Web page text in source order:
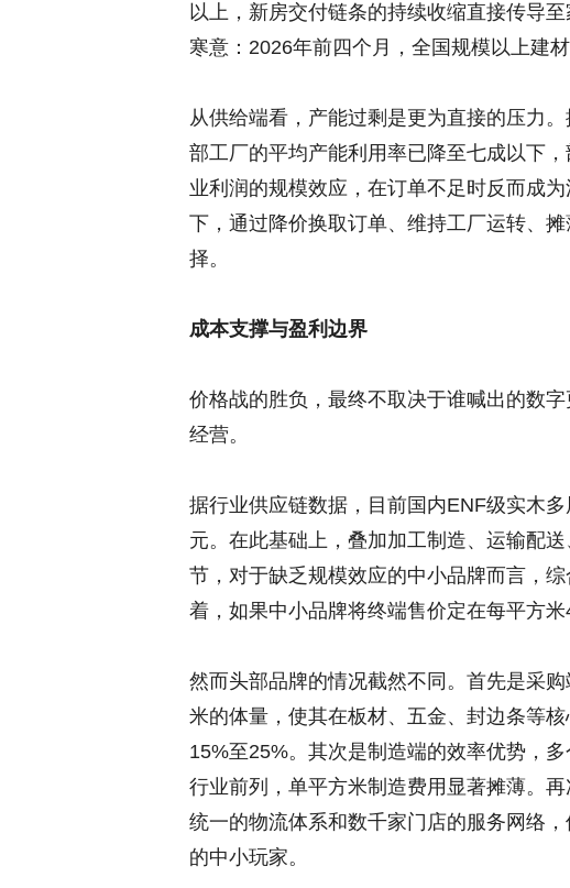
以上，新房交付链条的持续收缩直接传导
寒意：2026年前四个月，全国规模以上建
从供给端看，产能过剩是更为直接的压力
部工厂的平均产能利用率已降至七成以下
业利润的规模效应，在订单不足时反而成
下，通过降价换取订单、维持工厂运转、
择。
成本支撑与盈利边界
价格战的胜负，最终不取决于谁喊出的数
经营。
据行业供应链数据，目前国内ENF级实木
元。在此基础上，叠加加工制造、运输配
节，对于缺乏规模效应的中小品牌而言，
着，如果中小品牌将终端售价定在每平方米
然而头部品牌的情况截然不同。首先是采
米的体量，使其在板材、五金、封边条等
15%至25%。其次是制造端的效率优势，
行业前列，单平方米制造费用显著摊薄。
统一的物流体系和数千家门店的服务网络
的中小玩家。